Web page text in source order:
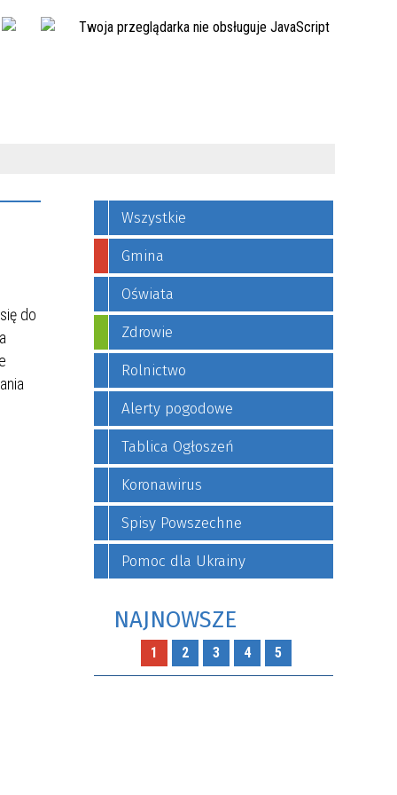
Twoja przeglądarka nie obsługuje JavaScript
do
Wszystkie
Gmina
Oświata
Zdrowie
Rolnictwo
Alerty pogodowe
Tablica Ogłoszeń
Koronawirus
Spisy Powszechne
Pomoc dla Ukrainy
NAJNOWSZE
1 2 3 4 5